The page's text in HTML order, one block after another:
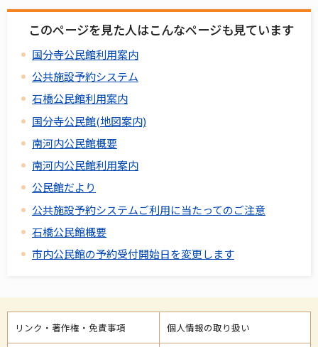
このページを見た人はこんなページも見ています
国分寺公民館利用案内
公共施設予約システム
石橋公民館利用案内
国分寺公民館(地図案内)
南河内公民館概要
南河内公民館利用案内
公民館だより
公共施設予約システムご利用に当たってのご注意
石橋公民館概要
市内公民館の予約受付開始日を変更します
リンク・著作権・免責事項 個人情報の取り扱い